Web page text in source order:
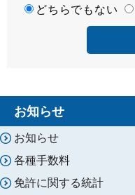
易 どちらでもない
お知らせ
お知らせ
各種手数料
免許に関する統計